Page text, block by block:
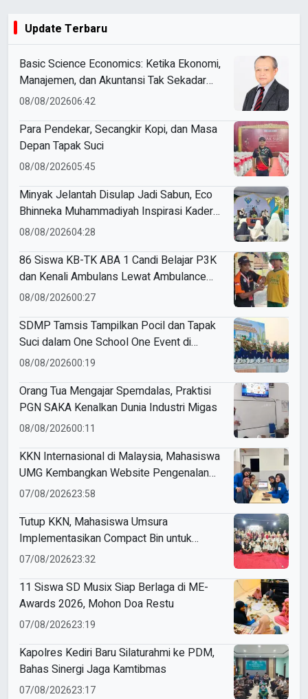
Update Terbaru
Basic Science Economics: Ketika Ekonomi,
Manajemen, dan Akuntansi Tak Sekadar
Bicara Angka
08/08/202606:42
Para Pendekar, Secangkir Kopi, dan Masa
Depan Tapak Suci
08/08/202605:45
Minyak Jelantah Disulap Jadi Sabun, Eco
Bhinneka Muhammadiyah Inspirasi Kader
Nasyiatul Aisyiyah
08/08/202604:28
86 Siswa KB-TK ABA 1 Candi Belajar P3K
dan Kenali Ambulans Lewat Ambulance
Goes to Schools
08/08/202600:27
SDMP Tamsis Tampilkan Pocil dan Tapak
Suci dalam One School One Event di
Mojokerto
08/08/202600:19
Orang Tua Mengajar Spemdalas, Praktisi
PGN SAKA Kenalkan Dunia Industri Migas
08/08/202600:11
KKN Internasional di Malaysia, Mahasiswa
UMG Kembangkan Website Pengenalan
Budaya Indonesia
07/08/202623:58
Tutup KKN, Mahasiswa Umsura
Implementasikan Compact Bin untuk
Sampah Anorganik di Ketabang
07/08/202623:32
11 Siswa SD Musix Siap Berlaga di ME-
Awards 2026, Mohon Doa Restu
07/08/202623:19
Kapolres Kediri Baru Silaturahmi ke PDM,
Bahas Sinergi Jaga Kamtibmas
07/08/202623:17